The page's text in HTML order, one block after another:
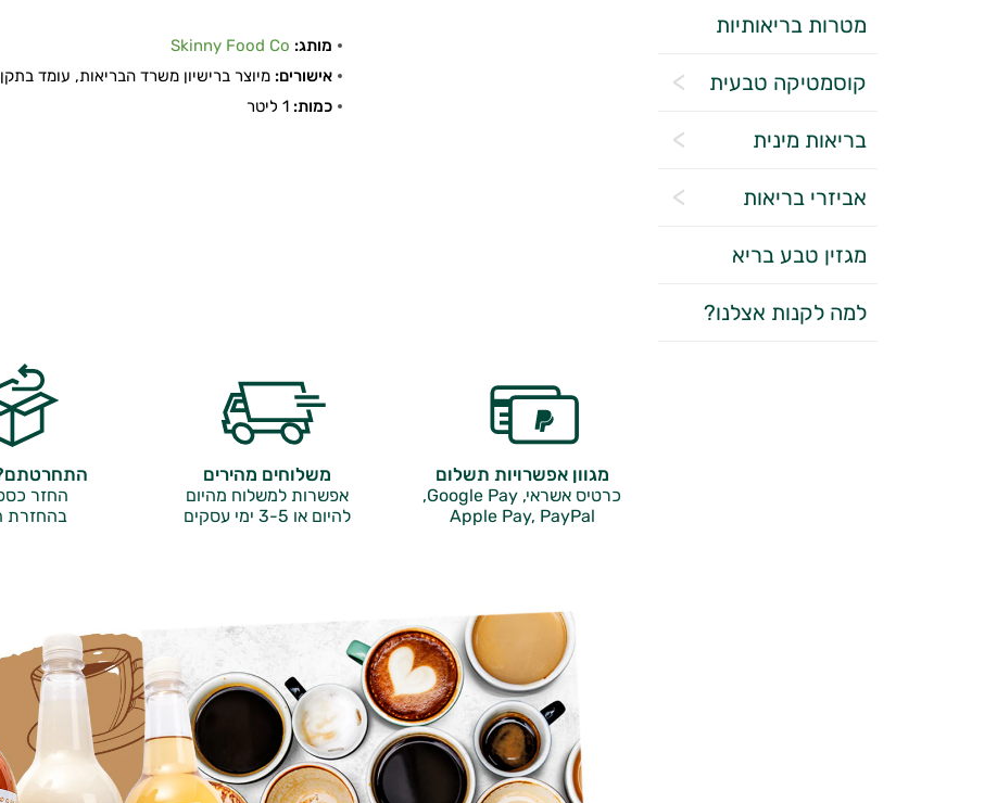
מטרות בריאותיות
קוסמטיקה טבעית
בריאות מינית
אביזרי בריאות
מגזין טבע בריא
למה לקנות אצלנו?
מותג: Skinny Food Co
אישורים: מיוצר ברישיון משרד הבריאות, עומד בתקן GMP
כמות:
מגוון אפשרויות תשלום
כרטיס אשראי, Google Pay,
Apple Pay, PayPal
משלוחים מהירים
אפשרות למשלוח מהיום
להיום או 3-5 ימי עסקים
החזר
בהחזרת